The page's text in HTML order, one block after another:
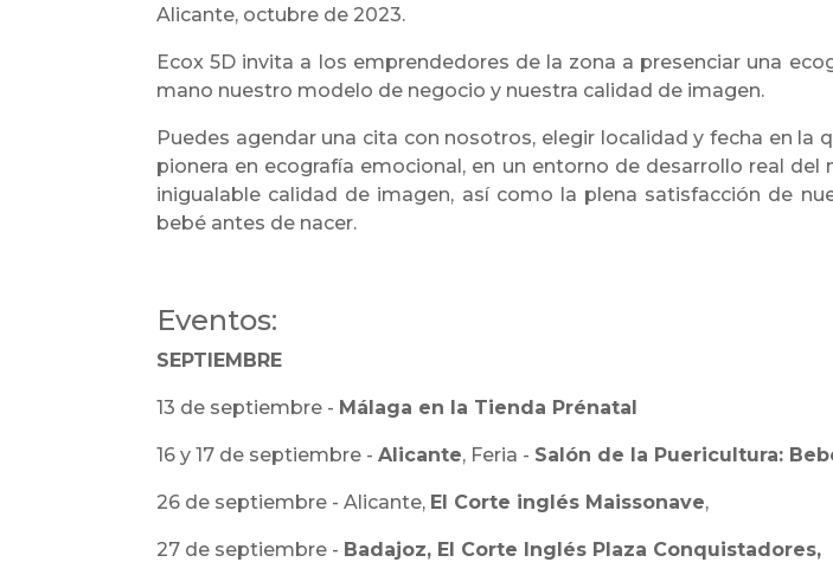
Alicante, octubre de 2023.
Ecox 5D invita a los emprendedores de la zona a presenciar una
mano nuestro modelo de negocio y nuestra calidad de imagen.
Puedes agendar una cita con nosotros, elegir localidad y fecha en la
pionera en ecografía emocional, en un entorno de desarrollo real
inigualable calidad de imagen, así como la plena satisfacción de
bebé antes de nacer.
Eventos:
SEPTIEMBRE
13 de septiembre - Málaga en la Tienda Prénatal
16 y 17 de septiembre - Alicante, Feria - Salón de la Puericultura:
26 de septiembre - Alicante, El Corte inglés Maissonave,
27 de septiembre - Badajoz, El Corte Inglés Plaza Conquistadores,